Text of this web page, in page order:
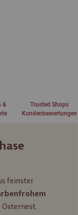
feinster
Osternest.
&
Trusted Shops
Kundenbewertungen